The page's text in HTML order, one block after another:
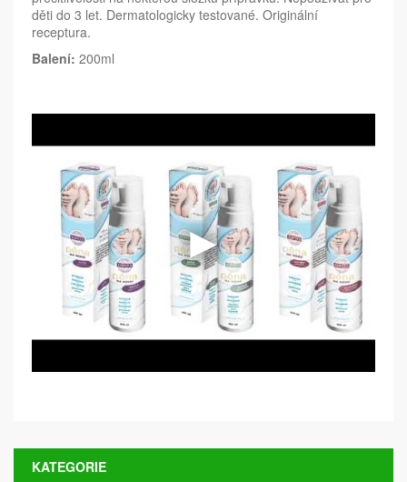
děti do 3 let. Dermatologicky testované. Originální
receptura.
Balení: 200ml
KATEGORIE